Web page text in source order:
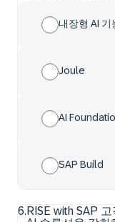
내장형 AI 기
Joule
AI
SAP Build
6. RISE with SAP